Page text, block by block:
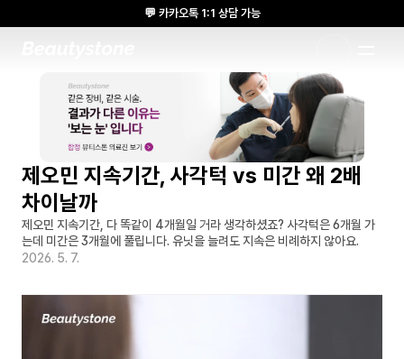
제오민 지속기간, 사각턱 vs 미간 왜 2배
차이날까
제오민 지속기간, 다 똑같이 4개월일 거라 생각하셨죠? 사각턱은 6개월 가
는데 미간은 3개월에 풀립니다. 유닛을 늘려도 지속은 비례하지 않아요.
2026. 5. 7.
💬 카카오톡 1:1 상담 가능
🌸 뷰티스톤의원 메디톡스 방콕 Cadaver workshop 참석 🌸